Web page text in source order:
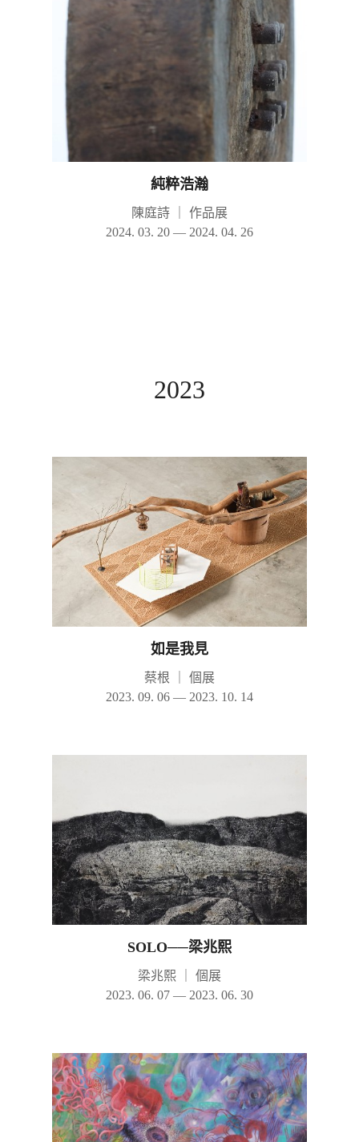
純粹浩瀚
陳庭詩
作品展
2024. 03. 20 — 2024. 04. 26
2023
如是我見
蔡根
個展
2023. 09. 06 — 2023. 10. 14
SOLO──梁兆熙
梁兆熙
個展
2023. 06. 07 — 2023. 06. 30